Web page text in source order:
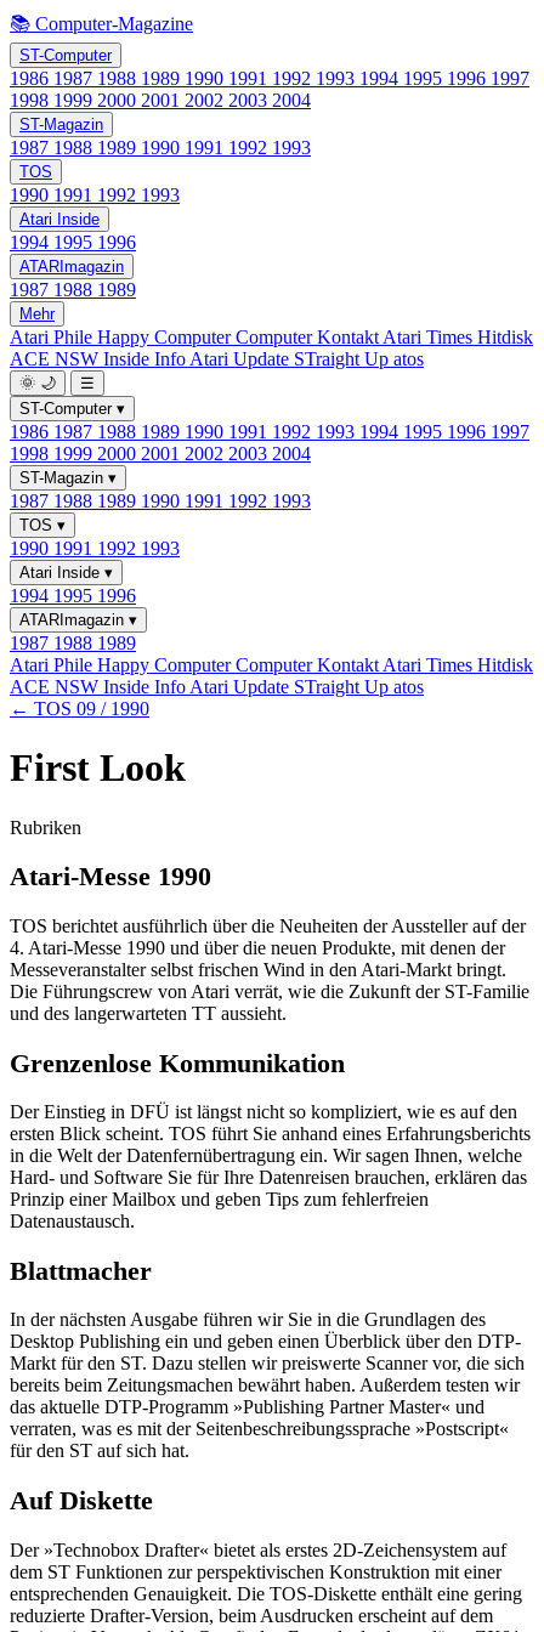
📚 Computer-Magazine
ST-Computer
1986 1987 1988 1989 1990 1991 1992 1993 1994 1995 1996 1997
1998 1999 2000 2001 2002 2003 2004
ST-Magazin
1987 1988 1989 1990 1991 1992 1993
TOS
1990 1991 1992 1993
Atari Inside
1994 1995 1996
ATARImagazin
1987 1988 1989
Mehr
Atari Phile Happy ComputerComputer Kontakt Atari Times Hitdisk
ACE NSW Inside Info Atari Update STraight Up atos
🌞 🌙
☰
ST-Computer ▾
1986 1987 1988 1989 1990 1991 1992 1993 1994 1995 1996 1997
1998 1999 2000 2001 2002 2003 2004
ST-Magazin ▾
1987 1988 1989 1990 1991 1992 1993
TOS ▾
1990 1991 1992 1993
Atari Inside ▾
1994 1995 1996
ATARImagazin ▾
1987 1988 1989
Atari Phile Happy ComputerComputer Kontakt Atari Times Hitdisk
ACE NSW Inside Info Atari Update STraight Up atos
← TOS 09 / 1990
First Look
Rubriken
Atari-Messe 1990
TOS berichtet ausführlich über die Neuheiten der Aussteller auf der
4. Atari-Messe 1990 und über die neuen Produkte, mit denen der
Messeveranstalter selbst frischen Wind in den Atari-Markt bringt.
Die Führungscrew von Atari verrät, wie die Zukunft der ST-Familie
und des langerwarteten TT aussieht.
Grenzenlose Kommunikation
Der Einstieg in DFÜ ist längst nicht so kompliziert, wie es auf den
ersten Blick scheint. TOS führt Sie anhand eines Erfahrungsberichts
in die Welt der Datenfernübertragung ein. Wir sagen Ihnen, welche
Hard- und Software Sie für Ihre Datenreisen brauchen, erklären das
Prinzip einer Mailbox und geben Tips zum fehlerfreien
Datenaustausch.
Blattmacher
In der nächsten Ausgabe führen wir Sie in die Grundlagen des
Desktop Publishing ein und geben einen Überblick über den DTP-
Markt für den ST. Dazu stellen wir preiswerte Scanner vor, die sich
bereits beim Zeitungsmachen bewährt haben. Außerdem testen wir
das aktuelle DTP-Programm »Publishing Partner Master« und
verraten, was es mit der Seitenbeschreibungssprache »Postscript«
für den ST auf sich hat.
Auf Diskette
Der »Technobox Drafter« bietet als erstes 2D-Zeichensystem auf
dem ST Funktionen zur perspektivischen Konstruktion mit einer
entsprechenden Genauigkeit. Die TOS-Diskette enthält eine gering
reduzierte Drafter-Version, beim Ausdrucken erscheint auf dem